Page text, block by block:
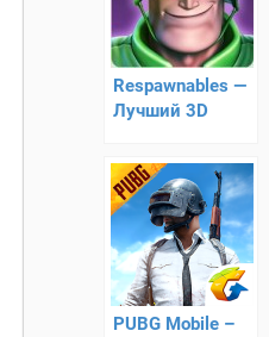
Respawnables —
Лучший 3D
мультиплеером
PUBG Mobile –